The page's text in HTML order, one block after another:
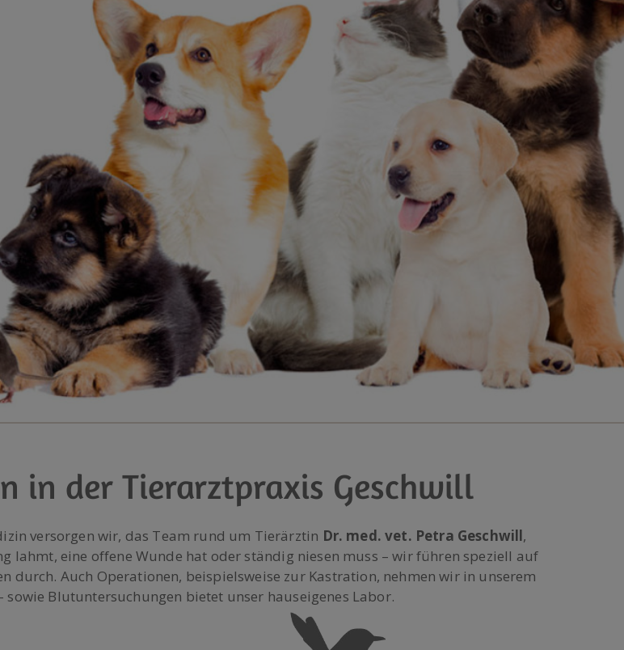
in der Tierarztpraxis Geschwill
versorgen wir, das Team rund um Tierärztin Dr. med. vet. Petra Geschwill,
lahmt, eine offene Wunde hat oder ständig niesen muss – wir führen speziell auf
Auch Operationen, beispielsweise zur Kastration, nehmen wir in unserem
Blutuntersuchungen bietet unser hauseigenes Labor.